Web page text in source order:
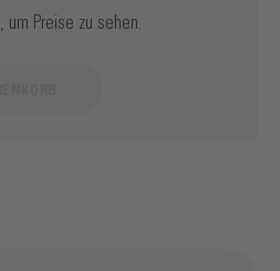
, um Preise zu sehen.